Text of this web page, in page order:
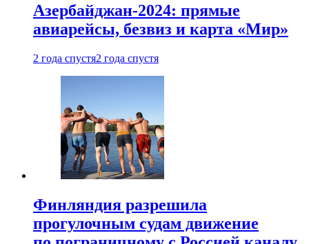
Азербайджан-2024: прямые
авиарейсы, безвиз и карта «Мир»
2 года спустя2 года спустя
Финляндия разрешила
прогулочным судам движение